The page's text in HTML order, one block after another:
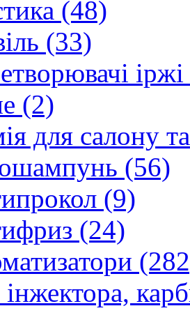
(48)
(33)
(2)
для салону
(56)
(9)
(24)